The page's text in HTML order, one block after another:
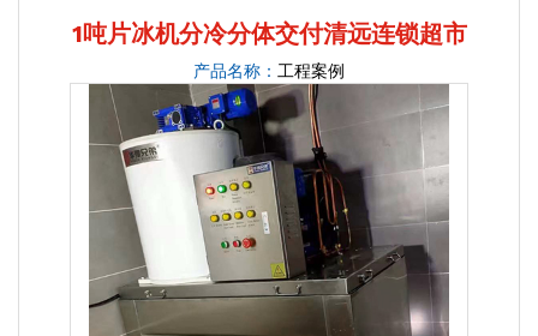
1吨片冰机分冷分体交付清远连锁超市
产品名称： 工程案例